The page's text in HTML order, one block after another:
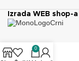
Izrada WEB shop-
0